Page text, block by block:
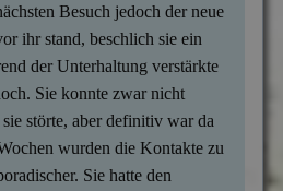
Besuch jedoch der neue
ihr stand, beschlich sie ein
der Unterhaltung verstärkte
Sie konnte zwar nicht
störte, aber definitiv war da
wurden die Kontakte zu
Sie hatte den